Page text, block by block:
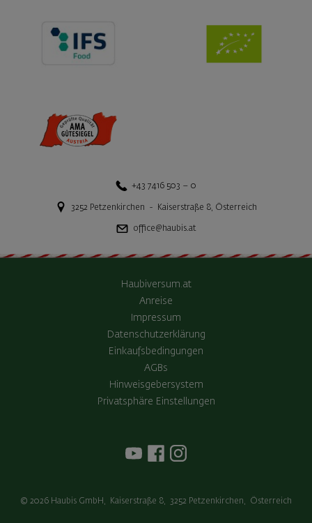
+43 7416 503 – 0
3252 Petzenkirchen - Kaiserstraße 8, Österreich
office@haubis.at
Haubiversum.at
Anreise
Impressum
Datenschutzerklärung
Einkaufsbedingungen
AGBs
Hinweisgebersystem
Privatsphäre Einstellungen
© 2026 Haubis GmbH , Kaiserstraße 8, 3252 Petzenkirchen, Österreich